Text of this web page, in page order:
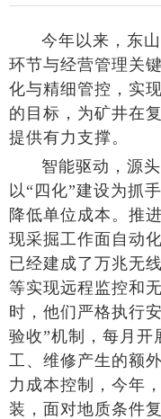
今年以来，东
环节与经营管理关
化与精细管控，实
的目标，为矿井在
提供有力支撑。
智能驱动，源
以“四化”建设为抓
降低单位成本。推
现采掘工作面自动
已经建成了万兆无
等实现远程监控和
时，他们严格执行
验收”机制，每月开
工、维修产生的额
力成本控制，今年
装，面对地质条件